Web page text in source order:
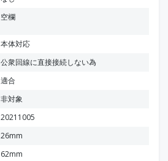
空欄
本体対応
公衆回線に直接接続しない為
適合
非対象
20211005
26mm
62mm